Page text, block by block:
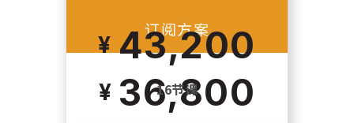
订阅方案
36,800
43,200
16节课